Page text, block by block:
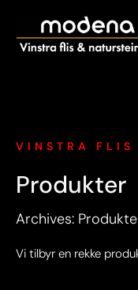
VINSTRA FLIS
Produkter
Archives:
Vi tilbyr en rekke